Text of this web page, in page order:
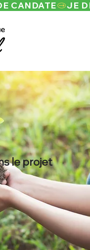
CANDATE
le projet